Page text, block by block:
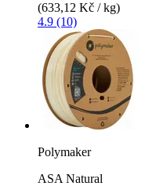
(633,12 Kč / kg)
4.9 (10)
Polymaker
ASA Natural